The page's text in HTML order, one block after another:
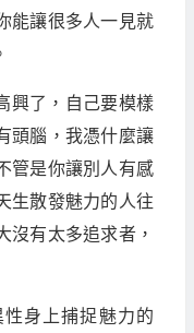
能讓很多人一見就
興了，自己要模樣
頭腦，我憑什麼讓
管是你讓別人有感
生散發魅力的人往
沒有太多追求者，
身上捕捉魅力的